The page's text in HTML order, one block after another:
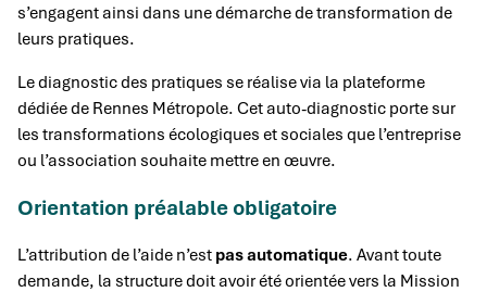
s’engagent ainsi dans une démarche de transformation de
leurs pratiques.
Le diagnostic des pratiques se réalise via la plateforme
dédiée de Rennes Métropole. Cet auto-diagnostic porte sur
les transformations écologiques et sociales que l’entreprise
ou l’association souhaite mettre en œuvre.
Orientation préalable obligatoire
L’attribution de l’aide n’est pas automatique. Avant toute
demande, la structure doit avoir été orientée vers la Mission